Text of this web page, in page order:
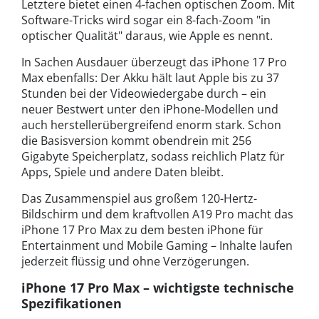
Letztere bietet einen 4-fachen optischen Zoom. Mit
Software-Tricks wird sogar ein 8-fach-Zoom "in
optischer Qualität" daraus, wie Apple es nennt.
In Sachen Ausdauer überzeugt das iPhone 17 Pro
Max ebenfalls: Der Akku hält laut Apple bis zu 37
Stunden bei der Videowiedergabe durch – ein
neuer Bestwert unter den iPhone-Modellen und
auch herstellerübergreifend enorm stark. Schon
die Basisversion kommt obendrein mit 256
Gigabyte Speicherplatz, sodass reichlich Platz für
Apps, Spiele und andere Daten bleibt.
Das Zusammenspiel aus großem 120-Hertz-
Bildschirm und dem kraftvollen A19 Pro macht das
iPhone 17 Pro Max zu dem besten iPhone für
Entertainment und Mobile Gaming – Inhalte laufen
jederzeit flüssig und ohne Verzögerungen.
iPhone 17 Pro Max – wichtigste technische
Spezifikationen